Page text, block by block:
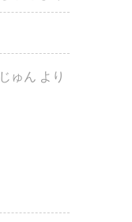
じゅん より